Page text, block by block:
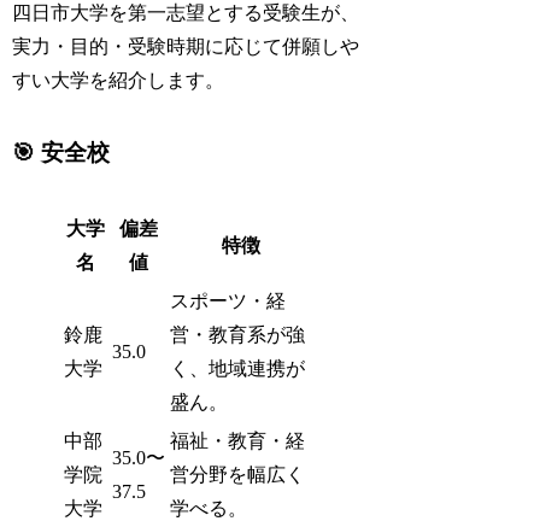
四日市大学を第一志望とする受験生が、
実力・目的・受験時期に応じて併願しや
すい大学を紹介します。
🎯 安全校
大学
名
偏差
値
特徴
鈴鹿
大学
35.0
スポーツ・経
営・教育系が強
く、地域連携が
盛ん。
中部
学院
大学
35.0〜
37.5
福祉・教育・経
営分野を幅広く
学べる。